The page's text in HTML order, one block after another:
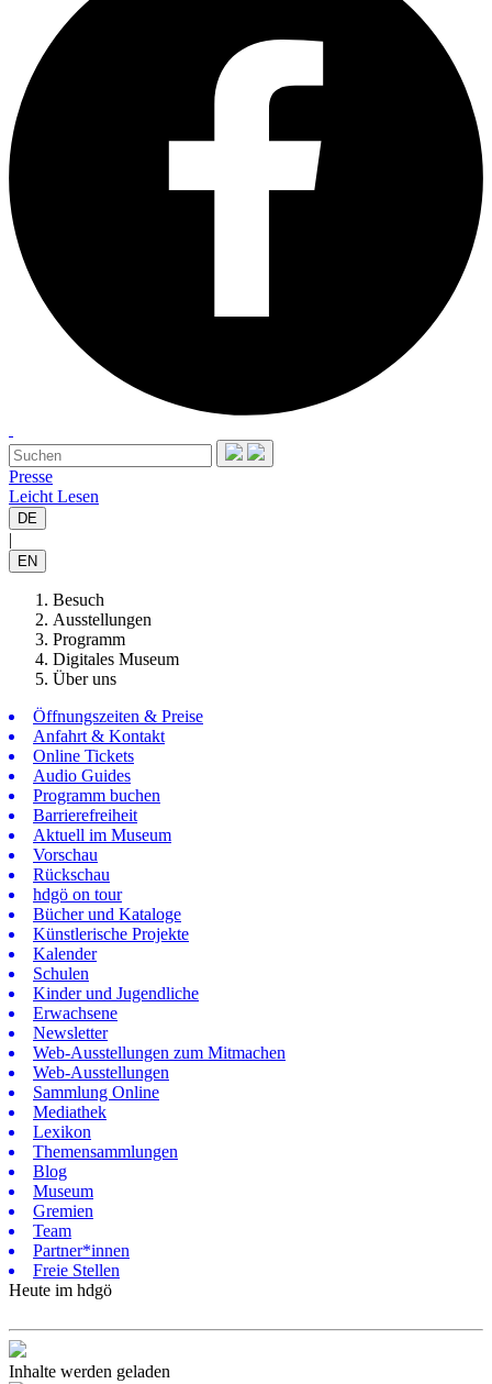
Presse
Leicht Lesen
DE
|
EN
Besuch
Ausstellungen
Programm
Digitales Museum
Über uns
Öffnungszeiten & Preise
Anfahrt & Kontakt
Online Tickets
Audio Guides
Programm buchen
Barrierefreiheit
Aktuell im Museum
Vorschau
Rückschau
hdgö on tour
Bücher und Kataloge
Künstlerische Projekte
Kalender
Schulen
Kinder und Jugendliche
Erwachsene
Newsletter
Web-Ausstellungen zum Mitmachen
Web-Ausstellungen
Sammlung Online
Mediathek
Lexikon
Themensammlungen
Blog
Museum
Gremien
Team
Partner*innen
Freie Stellen
Heute im hdgö
Inhalte werden geladen